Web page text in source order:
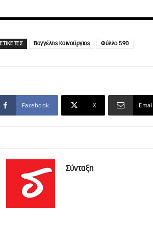
ΕΤΙΚΕΤΕΣ Βαγγέλης Καινούργιος Φύλλο 590
Facebook X Email
Σύνταξη